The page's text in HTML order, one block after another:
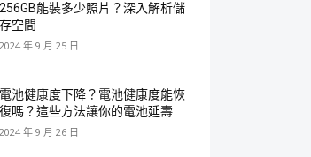
256GB能裝多少照片？深入解析儲
存空間
2024 年 9 月 25 日
電池健康度下降？電池健康度能恢
復嗎？這些方法讓你的電池延壽
2024 年 9 月 26 日